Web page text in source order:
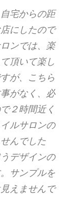
宅からの距
にしたので
ンでは、楽
頂いて楽し
が、こちら
がなく、必
２時間近く
ルサロンの
んでした
デザインの
サンプルを
えませんで